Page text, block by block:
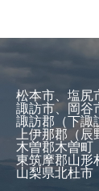
松本市、塩尻
諏訪市、岡谷
諏訪郡（下諏
上伊那郡（
木曽郡木曽町
東筑摩郡山形
山梨県北杜市